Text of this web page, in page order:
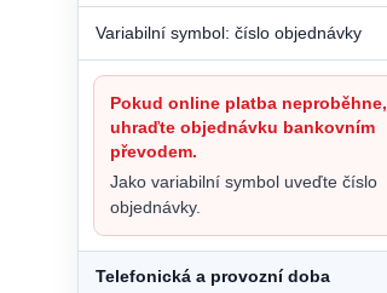
Variabilní symbol: číslo objednávky
Pokud online platba neproběhne,
uhraďte objednávku bankovním
převodem.
Jako variabilní symbol uveďte číslo
objednávky.
Telefonická a provozní doba